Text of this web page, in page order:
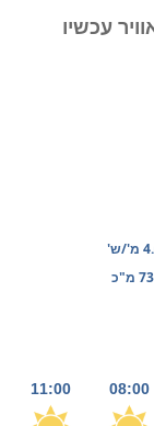
עכשיו
ש'
מ"כ
08:00
11:00